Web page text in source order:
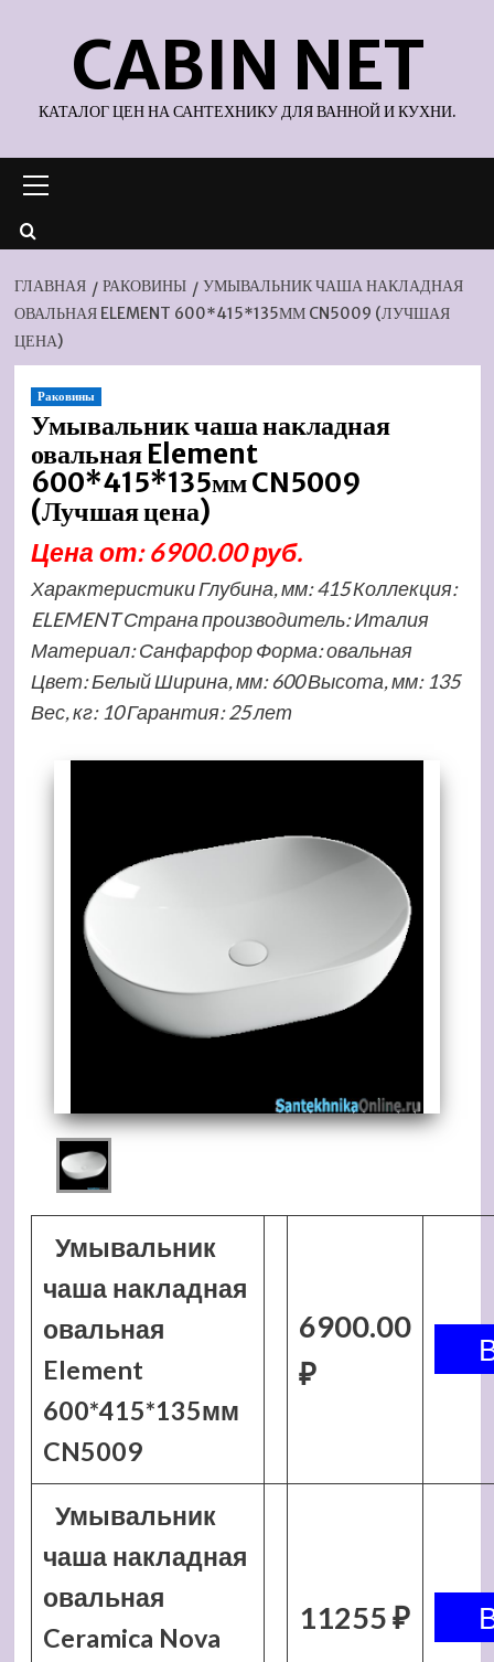
содержимомуCABIN NET
КАТАЛОГ ЦЕН НА САНТЕХНИКУ ДЛЯ ВАННОЙ И КУХНИ.
меню
ГЛАВНАЯ РАКОВИНЫ
УМЫВАЛЬНИК ЧАША НАКЛАДНАЯ
ОВАЛЬНАЯ ELEMENT 600*415*135ММ CN5009 (ЛУЧШАЯ
ЦЕНА)
Раковины
Умывальник чаша накладная
овальная Element
600*415*135мм CN5009
(Лучшая цена)
Цена от: 6900.00 руб.
Характеристики Глубина, мм: 415 Коллекция:
ELEMENT Страна производитель: Италия
Материал: Санфарфор Форма: овальная
Цвет: Белый Ширина, мм: 600 Высота, мм: 135
Вес, кг: 10 Гарантия: 25 лет
Умывальник
чаша накладная
овальная
Element
600*415*135мм
CN5009
6900.00
₽
Умывальник
чаша накладная
овальная
Ceramica Nova
11255 ₽